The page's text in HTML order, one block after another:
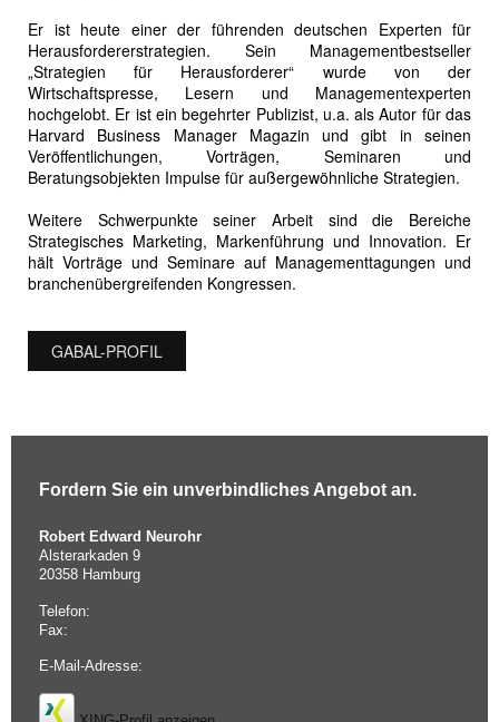
Er ist heute einer der führenden deutschen Experten für
Herausfordererstrategien. Sein Managementbestseller
„Strategien für Herausforderer“ wurde von der
Wirtschaftspresse, Lesern und Managementexperten
hochgelobt. Er ist ein begehrter Publizist, u.a. als Autor für das
Harvard Business Manager Magazin und gibt in seinen
Veröffentlichungen, Vorträgen, Seminaren und
Beratungsobjekten Impulse für außergewöhnliche Strategien.
Weitere Schwerpunkte seiner Arbeit sind die Bereiche
Strategisches Marketing, Markenführung und Innovation. Er
hält Vorträge und Seminare auf Managementtagungen und
branchenübergreifenden Kongressen.
GABAL-PROFIL
Fordern Sie ein unverbindliches Angebot an.
Robert Edward Neurohr
Alsterarkaden 9
20358 Hamburg
Telefon:
Fax:
E-Mail-Adresse: